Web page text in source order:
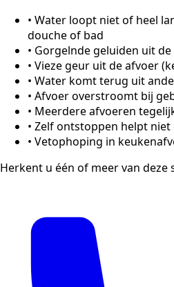
• Water loopt niet of heel
douche of bad
• Gorgelnde geluiden uit
• Vieze geur uit de afvoer
• Water komt terug uit
• Afvoer overstroomt bij
• Meerdere afvoeren
• Zelf ontstoppen helpt
• Vetophoping in
Herkent u één of meer van deze